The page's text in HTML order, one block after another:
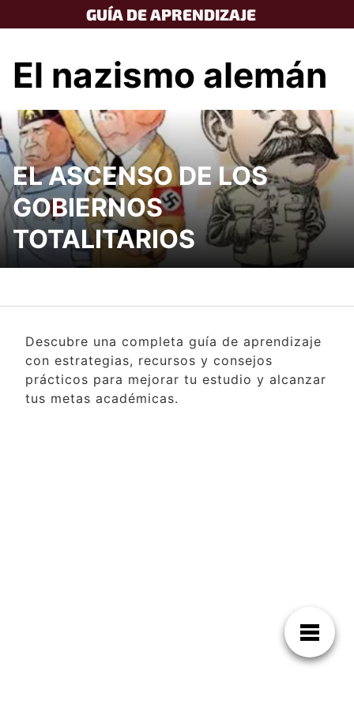
to
GUÍA DE APRENDIZAJE
El nazismo alemán
EL ASCENSO DE LOS
GOBIERNOS
TOTALITARIOS
Descubre una completa guía de aprendizaje
con estrategias, recursos y consejos
prácticos para mejorar tu estudio y alcanzar
tus metas académicas.